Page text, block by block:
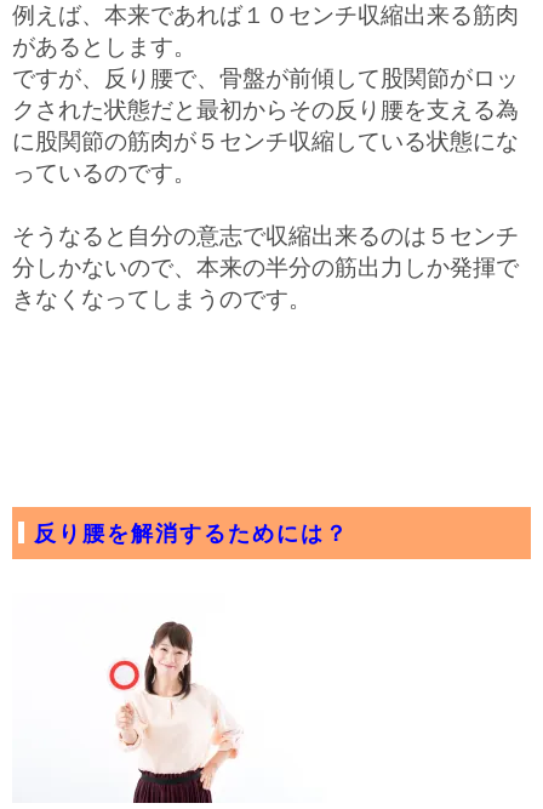
例えば、本来であれば１０センチ収縮出来る筋肉
があるとします。
ですが、反り腰で、骨盤が前傾して股関節がロッ
クされた状態だと最初からその反り腰を支える為
に股関節の筋肉が５センチ収縮している状態にな
っているのです。
そうなると自分の意志で収縮出来るのは５センチ
分しかないので、本来の半分の筋出力しか発揮で
きなくなってしまうのです。
反り腰を解消するためには？